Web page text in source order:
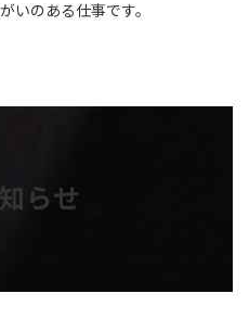
いのある仕事です。
らせ